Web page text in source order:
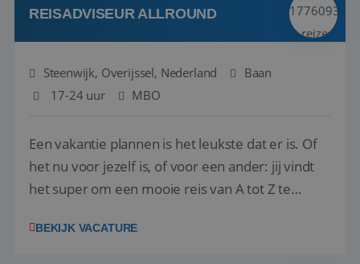
REISADVISEUR ALLROUND
Steenwijk, Overijssel, Nederland
Baan
17-24 uur
MBO
Een vakantie plannen is het leukste dat er is. Of
het nu voor jezelf is, of voor een ander: jij vindt
het super om een mooie reis van A tot Z te
vakantiegangers de meest prachtige plekjes op
BEKIJK VACATURE